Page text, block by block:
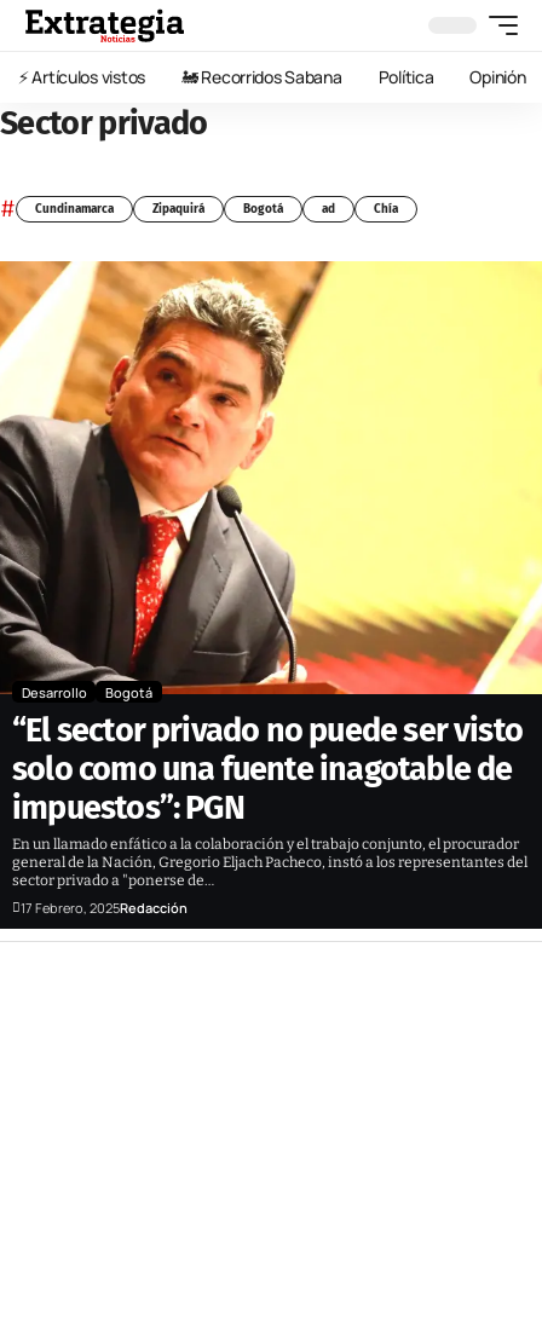
⚡️ Artículos vistos 🚂 Recorridos Sabana Política Opinión
Sector privado
# Cundinamarca Zipaquirá Bogotá ad Chía
Desarrollo Bogotá
“El sector privado no puede ser visto
solo como una fuente inagotable de
impuestos”: PGN
En un llamado enfático a la colaboración y el trabajo conjunto, el procurador
general de la Nación, Gregorio Eljach Pacheco, instó a los representantes del
sector privado a "ponerse de…
17 Febrero, 2025Redacción